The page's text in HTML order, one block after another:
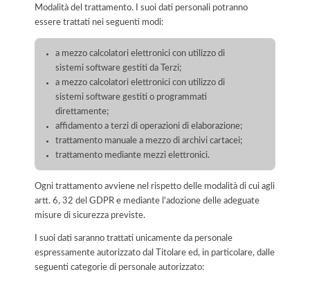
Modalità del trattamento. I suoi dati personali potranno
essere trattati nei seguenti modi:
a mezzo calcolatori elettronici con utilizzo di
sistemi software gestiti da Terzi;
a mezzo calcolatori elettronici con utilizzo di
sistemi software gestiti o programmati
direttamente;
affidamento a terzi di operazioni di elaborazione;
trattamento manuale a mezzo di archivi cartacei;
trattamento mediante mezzi elettronici.
Ogni trattamento avviene nel rispetto delle modalità di cui agli
artt. 6, 32 del GDPR e mediante l'adozione delle adeguate
misure di sicurezza previste.
I suoi dati saranno trattati unicamente da personale
espressamente autorizzato dal Titolare ed, in particolare, dalle
seguenti categorie di personale autorizzato: